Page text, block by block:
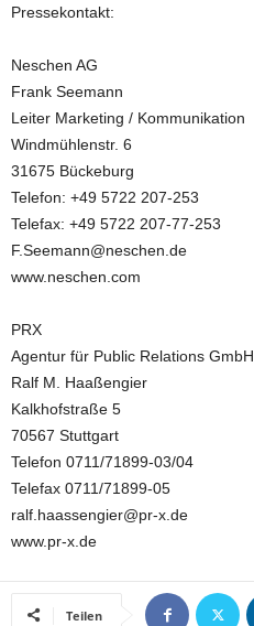
Pressekontakt:
Neschen AG
Frank Seemann
Leiter Marketing / Kommunikation
Windmühlenstr. 6
31675 Bückeburg
Telefon: +49 5722 207-253
Telefax: +49 5722 207-77-253
F.Seemann@neschen.de
www.neschen.com
PRX
Agentur für Public Relations GmbH
Ralf M. Haaßengier
Kalkhofstraße 5
70567 Stuttgart
Telefon 0711/71899-03/04
Telefax 0711/71899-05
ralf.haassengier@pr-x.de
www.pr-x.de
Teilen